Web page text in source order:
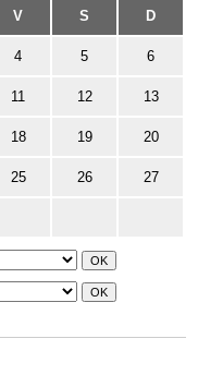
V S D
4 5 6
11 12 13
18 19 20
25 26 27